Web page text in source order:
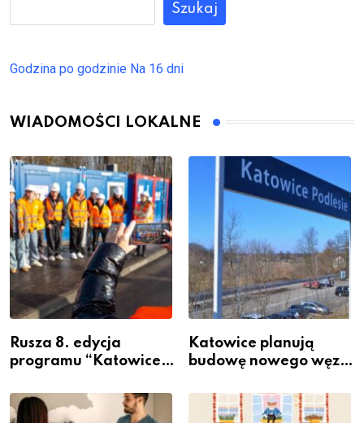
Szukaj
Godzina po godzinie Na 16 dni
WIADOMOŚCI LOKALNE
Rusza 8. edycja
programu “Katowice
– nabór dla
przedsiębiorców
Katowice planują
budowę nowego węzła
Podlesiu